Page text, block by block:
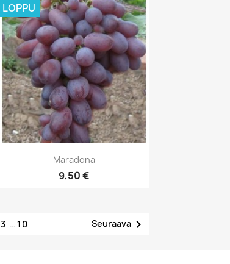
Pikakatselu
Maradona
9,50 €
LOPPU
3 … 10 Seuraava